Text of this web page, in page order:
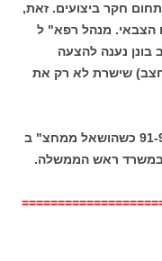
חקר ביצועים. זאת,
הצבאי. מנהל רפא" ל
בונן נענה להצעה
שישרת לא רק את
לעיסוק בנושא הדמוגרפי הגיע בשנים 91-93 כשהושאל ממחצ" ב
במשרד ראש הממשלה.